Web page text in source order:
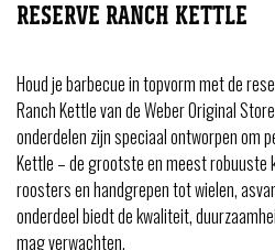
RESERVE RANCH KETTLE
Houd je barbecue in topvorm met de
Ranch Kettle van de Weber Original
onderdelen zijn speciaal ontworpen om
Kettle – de grootste en meest robuuste
roosters en handgrepen tot wielen,
onderdeel biedt de kwaliteit,
mag verwachten.